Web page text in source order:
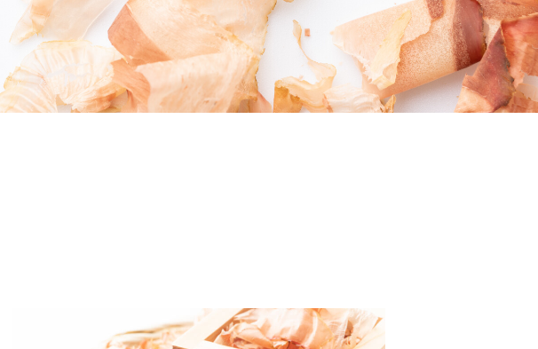
企業沿⾰ 部門の紹介 企業業績